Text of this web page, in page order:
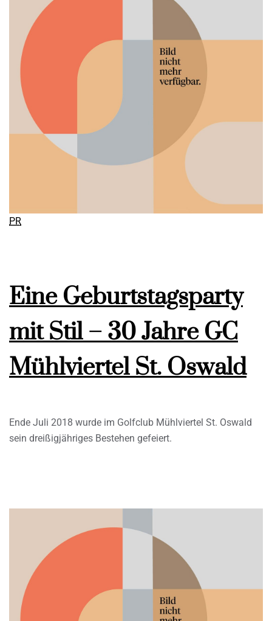
PR
Eine Geburtstagsparty
mit Stil – 30 Jahre GC
Mühlviertel St. Oswald
Ende Juli 2018 wurde im Golfclub Mühlviertel St. Oswald
sein dreißigjähriges Bestehen gefeiert.